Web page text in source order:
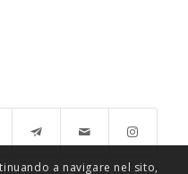
a navigare nel sito,